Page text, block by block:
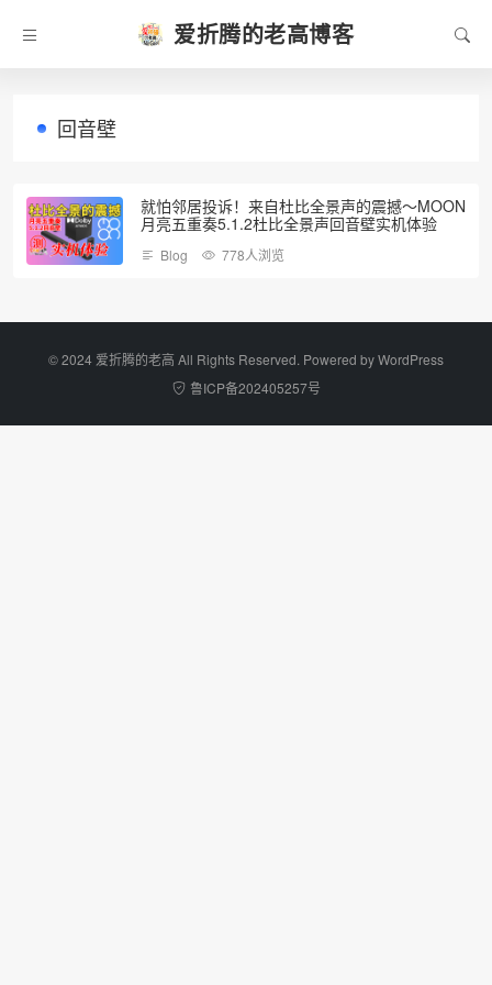
爱折腾的老高博客
回音壁
就怕邻居投诉！来自杜比全景声的震撼～MOON
月亮五重奏5.1.2杜比全景声回音壁实机体验
Blog 778人浏览
©️ 2024 爱折腾的老高 All Rights Reserved. Powered byWordPress
鲁ICP备202405257号